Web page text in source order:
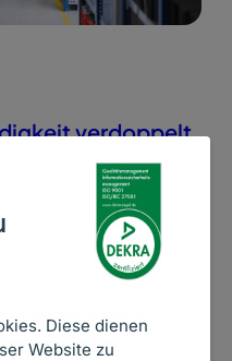
Diese dienen
Website zu
verdoppelt,
verbessert –
nach einem Jahr
Dank digitalisierter
schneller